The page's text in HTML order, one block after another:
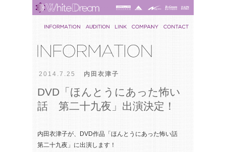
2014.7.25 内田衣津子
DVD「ほんとうにあった怖い
話 第二十九夜」出演決定！
内田衣津子が、DVD作品「ほんとうにあった怖い話
第二十九夜」に出演します！